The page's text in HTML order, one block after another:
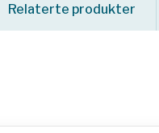
Relaterte produkter